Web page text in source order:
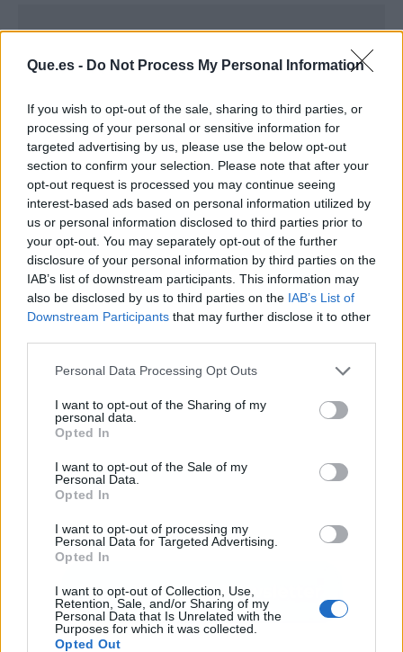
Que.es - Do Not Process My Personal Information
If you wish to opt-out of the sale, sharing to third parties, or
processing of your personal or sensitive information for
targeted advertising by us, please use the below opt-out
section to confirm your selection. Please note that after your
opt-out request is processed you may continue seeing
interest-based ads based on personal information utilized by
us or personal information disclosed to third parties prior to
your opt-out. You may separately opt-out of the further
disclosure of your personal information by third parties on the
IAB’s list of downstream participants. This information may
also be disclosed by us to third parties on the IAB’s List of
Downstream Participants that may further disclose it to other
Personal Data Processing Opt Outs
I want to opt-out of the Sharing of my
personal data.
Opted In
I want to opt-out of the Sale of my
Personal Data.
Opted In
I want to opt-out of processing my
Personal Data for Targeted Advertising.
Opted In
I want to opt-out of Collection, Use,
Retention, Sale, and/or Sharing of my
Personal Data that Is Unrelated with the
Purposes for which it was collected.
Opted Out
Publicidad